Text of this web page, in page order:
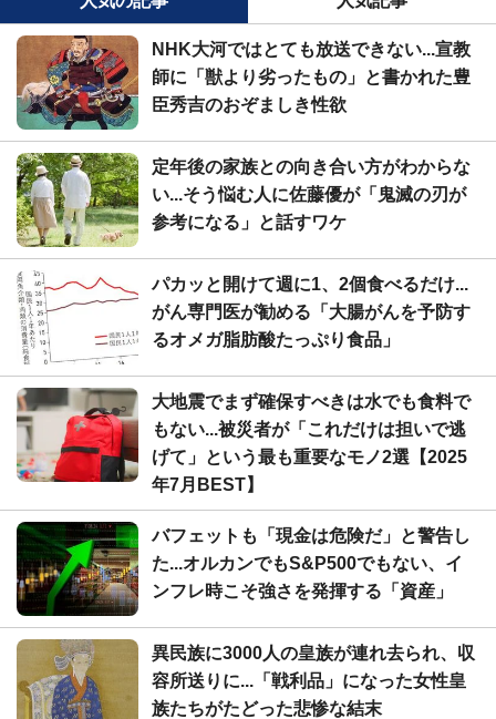
NHK大河ではとても放送できない...宣教
師に「獣より劣ったもの」と書かれた豊
臣秀吉のおぞましき性欲
定年後の家族との向き合い方がわからな
い...そう悩む人に佐藤優が「鬼滅の刃が
参考になる」と話すワケ
パカッと開けて週に1、2個食べるだけ...
がん専門医が勧める「大腸がんを予防す
るオメガ脂肪酸たっぷり食品」
大地震でまず確保すべきは水でも食料で
もない...被災者が「これだけは担いで逃
げて」という最も重要なモノ2選【2025
年7月BEST】
バフェットも「現金は危険だ」と警告し
た...オルカンでもS&P500でもない、イ
ンフレ時こそ強さを発揮する「資産」
異民族に3000人の皇族が連れ去られ、収
容所送りに...「戦利品」になった女性皇
族たちがたどった悲惨な結末